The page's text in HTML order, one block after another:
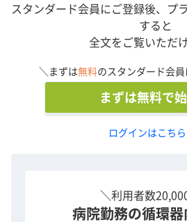
ター）
発起人、モデレーター：割澤 高行
科大学／岐阜ハートセンター）
ディスカッサント：中島 啓裕 先
Michigan）、杉崎 陽一郎 先生（
Research Foundation）
本動画は2022年6月に収録しまし
スタンダード会員にご登録後、プ
すると
全文をご覧いただ
＼まずは無料のスタンダード会
まずは無料で
ログインはこちら
＼利用者数
病院勤務の循環器